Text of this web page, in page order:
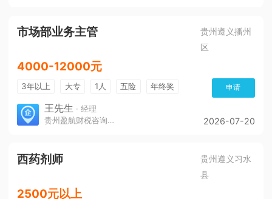
市场部业务主管
贵州遵义播州
区
4000-12000元
3年以上 大专 1人 五险
年终奖
免费培训
环境好
申请
王先生 · 经理
贵州盈航财税咨询服务有限公司
2026-07-20
西药剂师
贵州遵义习水
县
2500元以上